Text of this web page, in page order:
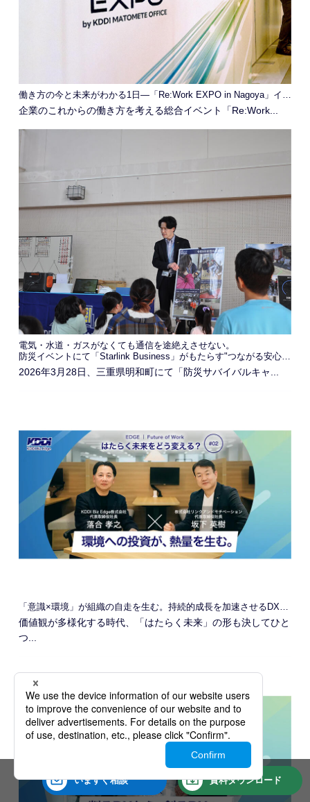
いますぐ相談 資料ダウンロード
企業のこれからの働き方を考える総合イベント「Re:Work...
電気・水道・ガスがなくても通信を途絶えさせない。
防災イベントにて「Starlink Business」がもたらす"つながる安心感"を発信
2026年3月28日、三重県明和町にて「防災サバイバルキャ...
価値観が多様化する時代、「はたらく未来」の形も決してひと
つ...